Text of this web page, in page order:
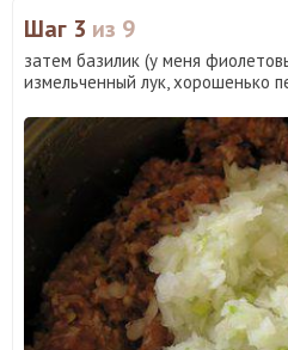
Шаг 3 из 9
затем базилик (у меня
измельченный лук, хорошенько